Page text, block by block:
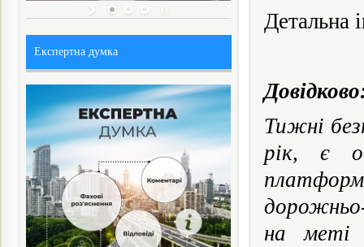
Детальна
Тижні
рік, є
на меті
Експертна думка